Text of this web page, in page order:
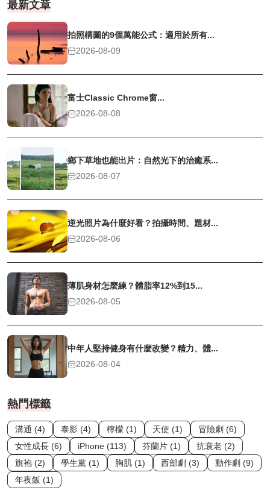
最新文章
拍照構圖的9個萬能公式：適用於所有...
2026-08-09
富士Classic Chrome窗...
2026-08-08
鄉下草地也能出片：自然光下的治癒系...
2026-08-07
逆光照片為什麼好看？拍攝時間、題材...
2026-08-06
薄肌身材怎麼練？體脂率12%到15...
2026-08-05
中年人堅持健身有什麼改變？精力、體...
2026-08-04
熱門標籤
溝通 (4) 泰影 (4) 檸檬 (1) 天使 (1)
冒險劇 (6)
女性成長 (6)
iPhone (113) 芬蘭片 (1)
抗衰老 (2)
旗袍 (2)
學生黨 (1) 胸肌 (1) 西部劇 (3)
動作劇 (9)
年夜飯 (1)